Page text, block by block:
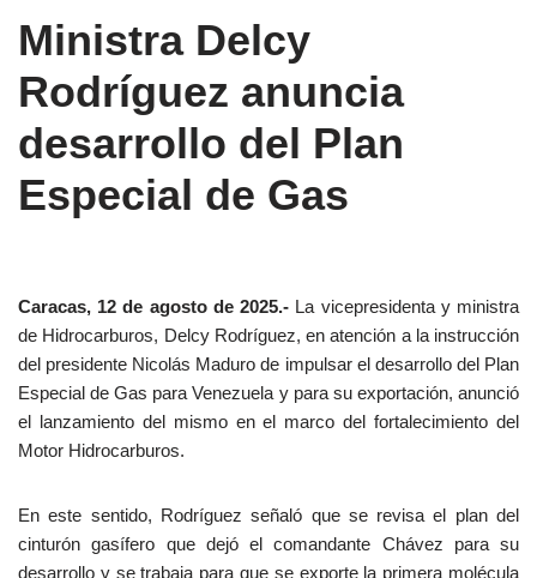
Ministra Delcy
Rodríguez anuncia
desarrollo del Plan
Especial de Gas
Caracas, 12 de agosto de 2025.- La vicepresidenta y ministra
de Hidrocarburos, Delcy Rodríguez, en atención a la instrucción
del presidente Nicolás Maduro de impulsar el desarrollo del Plan
Especial de Gas para Venezuela y para su exportación, anunció
el lanzamiento del mismo en el marco del fortalecimiento del
Motor Hidrocarburos.
En este sentido, Rodríguez señaló que se revisa el plan del
cinturón gasífero que dejó el comandante Chávez para su
desarrollo y se trabaja para que se exporte la primera molécula